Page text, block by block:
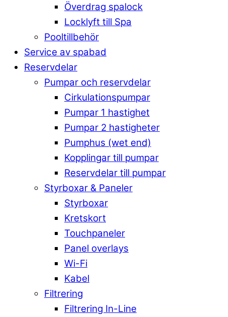
Överdrag spalock
Locklyft till Spa
Pooltillbehör
Service av spabad
Reservdelar
Pumpar och reservdelar
Cirkulationspumpar
Pumpar 1 hastighet
Pumpar 2 hastigheter
Pumphus (wet end)
Kopplingar till pumpar
Reservdelar till pumpar
Styrboxar & Paneler
Styrboxar
Kretskort
Touchpaneler
Panel overlays
Wi-Fi
Kabel
Filtrering
Filtrering In-Line